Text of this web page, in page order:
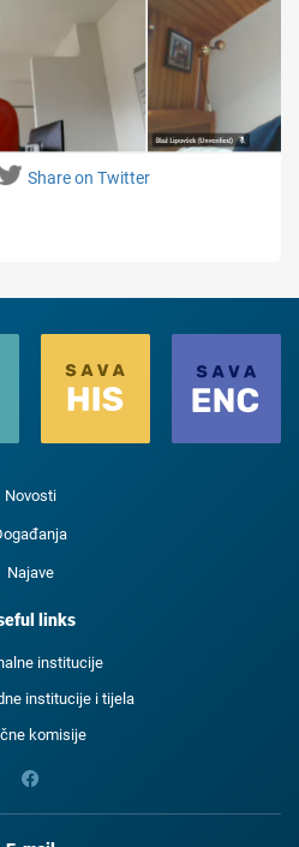
Share on Twitter
Novosti
Najave
links
institucije
institucije i tijela
komisije